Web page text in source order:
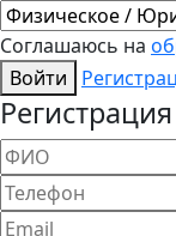
Соглашаюсь на
Войти
Регистрация